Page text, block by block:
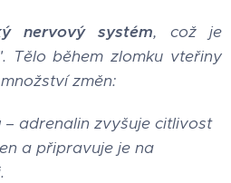
nervový systém, což je
Tělo během zlomku vteřiny
změn:
– adrenalin zvyšuje citlivost
a připravuje je na